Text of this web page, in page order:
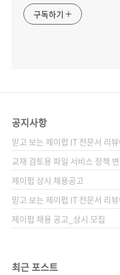
구독하기
공지사항
믿고 보는 제이펍 IT 전문서 리
교재 검토용 파일 서비스 정책
제이펍 상시 채용공고
믿고 보는 제이펍 IT 전문서 리
제이펍 채용 공고_상시 모집
최근 포스트